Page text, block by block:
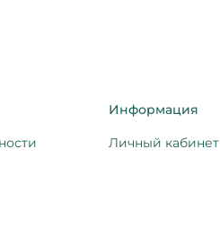
Информация
Личный кабинет